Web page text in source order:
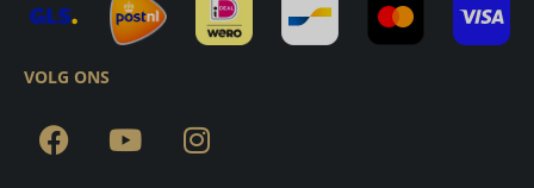
VOLG ONS